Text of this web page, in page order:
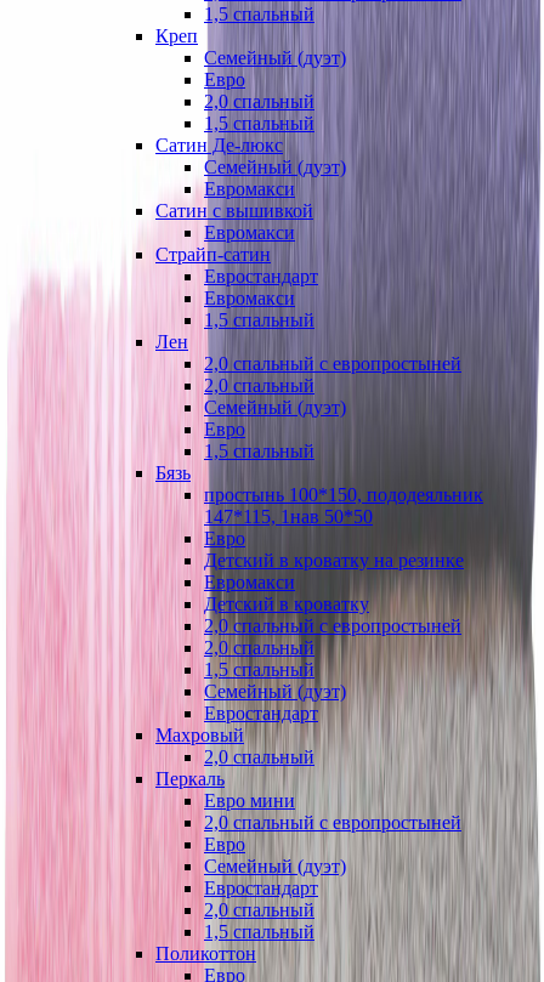
1,5 спальный
Креп
Семейный (дуэт)
Евро
2,0 спальный
1,5 спальный
Сатин Де-люкс
Семейный (дуэт)
Евромакси
Сатин с вышивкой
Евромакси
Страйп-сатин
Евростандарт
Евромакси
1,5 спальный
Лен
2,0 спальный с европростыней
2,0 спальный
Семейный (дуэт)
Евро
1,5 спальный
Бязь
простынь 100*150, пододеяльник
147*115, 1нав 50*50
Евро
Детский в кроватку на резинке
Евромакси
Детский в кроватку
2,0 спальный с европростыней
2,0 спальный
1,5 спальный
Семейный (дуэт)
Евростандарт
Махровый
2,0 спальный
Перкаль
Евро мини
2,0 спальный с европростыней
Евро
Семейный (дуэт)
Евростандарт
2,0 спальный
1,5 спальный
Поликоттон
Евро